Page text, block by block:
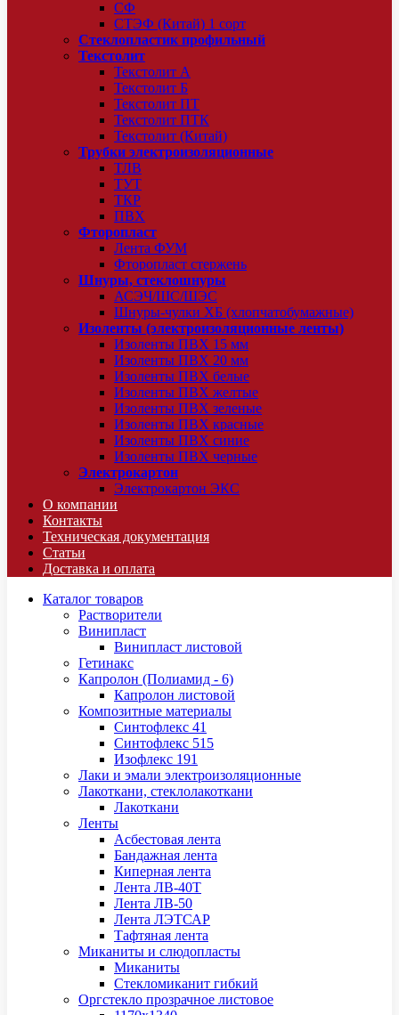
СФ
СТЭФ (Китай) 1 сорт
Стеклопластик профильный
Текстолит
Текстолит А
Текстолит Б
Текстолит ПТ
Текстолит ПТК
Текстолит (Китай)
Трубки электроизоляционные
ТЛВ
ТУТ
ТКР
ПВХ
Фторопласт
Лента ФУМ
Фторопласт стержень
Шнуры, стеклошнуры
АСЭЧ/ШС/ШЭС
Шнуры-чулки ХБ (хлопчатобумажные)
Изоленты (электроизоляционные ленты)
Изоленты ПВХ 15 мм
Изоленты ПВХ 20 мм
Изоленты ПВХ белые
Изоленты ПВХ желтые
Изоленты ПВХ зеленые
Изоленты ПВХ красные
Изоленты ПВХ синие
Изоленты ПВХ черные
Электрокартон
Электрокартон ЭКС
О компании
Контакты
Техническая документация
Статьи
Доставка и оплата
Каталог товаров
Растворители
Винипласт
Винипласт листовой
Гетинакс
Капролон (Полиамид - 6)
Капролон листовой
Композитные материалы
Синтофлекс 41
Синтофлекс 515
Изофлекс 191
Лаки и эмали электроизоляционные
Лакоткани, стеклолакоткани
Лакоткани
Ленты
Асбестовая лента
Бандажная лента
Киперная лента
Лента ЛВ-40Т
Лента ЛВ-50
Лента ЛЭТСАР
Тафтяная лента
Миканиты и слюдопласты
Миканиты
Стекломиканит гибкий
Оргстекло прозрачное листовое